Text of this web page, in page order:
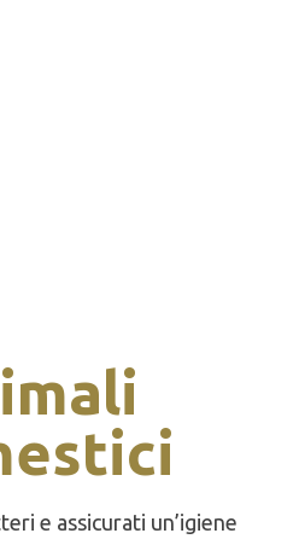
e assicurati un’igiene